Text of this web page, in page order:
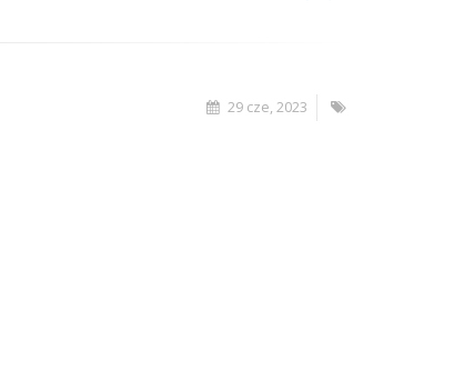
29 cze, 2023